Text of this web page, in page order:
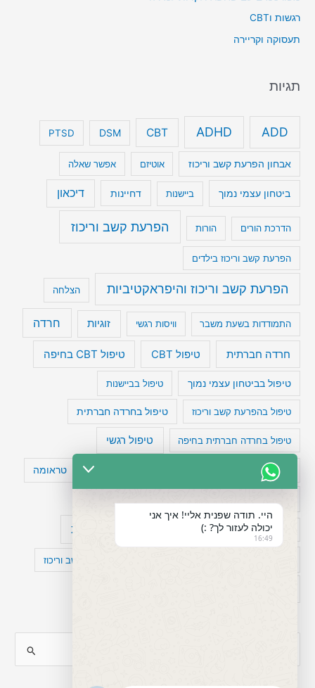
רגשות וCBT
תעסוקה וקריירה
תגיות
ADD
ADHD
CBT
DSM
PTSD
אבחון הפרעת קשב וריכוז אוטיזם אפשר שאלה
ביטחון עצמי נמוך ביישנות דחיינות דיכאון
הדרכת הורים הורות הפרעת קשב וריכוז
הפרעת קשב וריכוז בילדים
הפרעת קשב וריכוז והיפראקטיביות הצלחה
התמודדות בשעת משבר וויסות רגשי זוגיות חרדה
חרדה חברתית טיפול CBT טיפול CBT בחיפה
טיפול בביטחון עצמי נמוך טיפול בביישנות
טיפול בהפרעת קשב וריכוז טיפול בחרדה חברתית
טיפול בחרדה חברתית בחיפה טיפול רגשי
טיפול תרופתי להפרעת קשב טעויות חשיבה טראומה
מפורסמים עם הפרעת קשב עיצות
קומורבידיות להפרעת קשב וריכוז
היי. תודה שפנית אליי! איך אני
יכולה לעזור לך? :)
16:49